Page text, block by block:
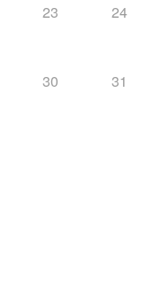
23 24
30 31